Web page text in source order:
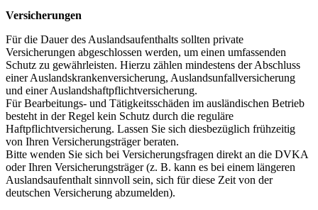
Versicherungen
Für die Dauer des Auslandsaufenthalts sollten private
Versicherungen abgeschlossen werden, um einen umfassenden
Schutz zu gewährleisten. Hierzu zählen mindestens der Abschluss
einer Auslandskrankenversicherung, Auslandsunfallversicherung
und einer Auslandshaftpflichtversicherung.
Für Bearbeitungs- und Tätigkeitsschäden im ausländischen Betrieb
besteht in der Regel kein Schutz durch die reguläre
Haftpflichtversicherung. Lassen Sie sich diesbezüglich frühzeitig
von Ihren Versicherungsträger beraten.
Bitte wenden Sie sich bei Versicherungsfragen direkt an die DVKA
oder Ihren Versicherungsträger (z. B. kann es bei einem längeren
Auslandsaufenthalt sinnvoll sein, sich für diese Zeit von der
deutschen Versicherung abzumelden).